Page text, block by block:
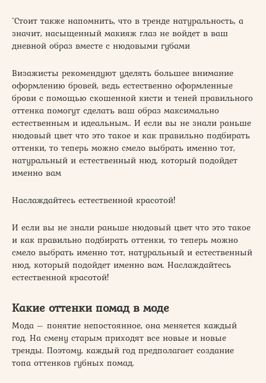
`Стоит также напомнить, что в тренде натуральность, а
значит, насыщенный макияж глаз не войдет в ваш
дневной образ вместе с нюдовыми губами
Визажисты рекомендуют уделять большее внимание
оформлению бровей, ведь естественно оформленные
брови с помощью скошенной кисти и теней правильного
оттенка помогут сделать ваш образ максимально
естественным и идеальным.. И если вы не знали раньше
нюдовый цвет что это такое и как правильно подбирать
оттенки, то теперь можно смело выбрать именно тот,
натуральный и естественный нюд, который подойдет
именно вам
Наслаждайтесь естественной красотой!
И если вы не знали раньше нюдовый цвет что это такое
и как правильно подбирать оттенки, то теперь можно
смело выбрать именно тот, натуральный и естественный
нюд, который подойдет именно вам. Наслаждайтесь
естественной красотой!
Какие оттенки помад в моде
Мода – понятие непостоянное, она меняется каждый
год. На смену старым приходят все новые и новые
тренды. Поэтому, каждый год предполагает создание
топа оттенков губных помад.